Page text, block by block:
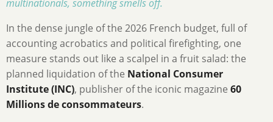
multinationals, something smells off.
In the dense jungle of the 2026 French budget, full of
accounting acrobatics and political firefighting, one
measure stands out like a scalpel in a fruit salad: the
planned liquidation of the National Consumer
Institute (INC), publisher of the iconic magazine 60
Millions de consommateurs.